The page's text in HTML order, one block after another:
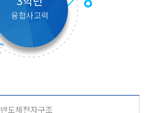
융합사고력
반도체전자구조